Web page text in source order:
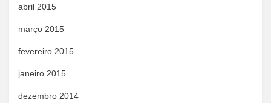
abril 2015
março 2015
fevereiro 2015
janeiro 2015
dezembro 2014